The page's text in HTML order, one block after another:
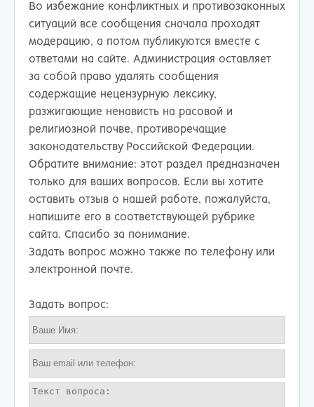
Во избежание конфликтных и противозаконных
ситуаций все сообщения сначала проходят
модерацию, а потом публикуются вместе с
ответами на сайте. Администрация оставляет
за собой право удалять сообщения
содержащие нецензурную лексику,
разжигающие ненависть на расовой и
религиозной почве, противоречащие
законодательству Российской Федерации.
Обратите внимание: этот раздел предназначен
только для ваших вопросов. Если вы хотите
оставить отзыв о нашей работе, пожалуйста,
напишите его в соответствующей рубрике
сайта. Спасибо за понимание.
Задать вопрос можно также по телефону или
электронной почте.
Задать вопрос: